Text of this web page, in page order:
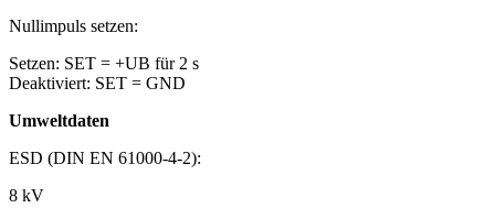
Nullimpuls setzen:
Setzen: SET = +UB für 2 s
Deaktiviert: SET = GND
Umweltdaten
ESD (DIN EN 61000-4-2):
8 kV